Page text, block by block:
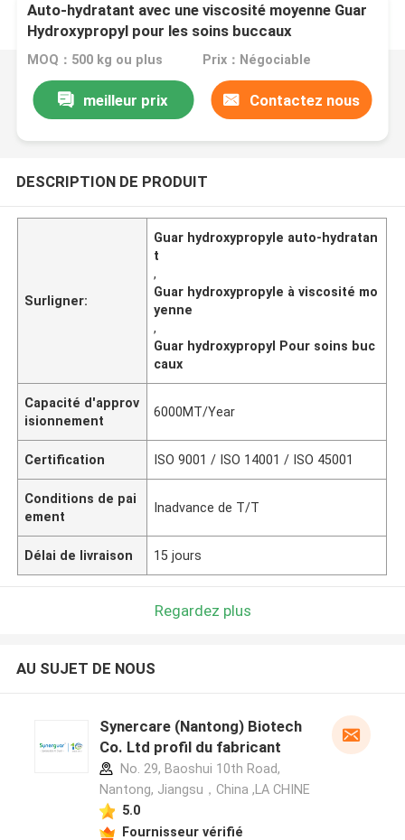
Auto-hydratant avec une viscosité moyenne Guar
Hydroxypropyl pour les soins buccaux
MOQ：500 kg ou plus Prix：Négociable
meilleur prix Contactez nous
DESCRIPTION DE PRODUIT
Surligner:
Guar hydroxypropyle auto-hydratan
t
,
Guar hydroxypropyle à viscosité mo
yenne
,
Guar hydroxypropyl Pour soins buc
caux
Capacité d'approv
isionnement
6000MT/Year
Certification ISO 9001 / ISO 14001 / ISO 45001
Conditions de pai
ement
Inadvance de T/T
Délai de livraison 15 jours
Regardez plus
AU SUJET DE NOUS
Synercare (Nantong) Biotech
Co. Ltd profil du fabricant
No. 29, Baoshui 10th Road,
Nantong, Jiangsu，China ,LA CHINE
5.0
Fournisseur vérifié